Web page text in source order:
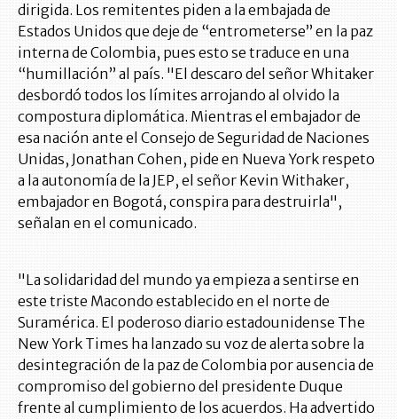
dirigida. Los remitentes piden a la embajada de
Estados Unidos que deje de “entrometerse” en la paz
interna de Colombia, pues esto se traduce en una
“humillación” al país. "El descaro del señor Whitaker
desbordó todos los límites arrojando al olvido la
compostura diplomática. Mientras el embajador de
esa nación ante el Consejo de Seguridad de Naciones
Unidas, Jonathan Cohen, pide en Nueva York respeto
a la autonomía de la JEP, el señor Kevin Withaker,
embajador en Bogotá, conspira para destruirla",
señalan en el comunicado.
"La solidaridad del mundo ya empieza a sentirse en
este triste Macondo establecido en el norte de
Suramérica. El poderoso diario estadounidense The
New York Times ha lanzado su voz de alerta sobre la
desintegración de la paz de Colombia por ausencia de
compromiso del gobierno del presidente Duque
frente al cumplimiento de los acuerdos. Ha advertido